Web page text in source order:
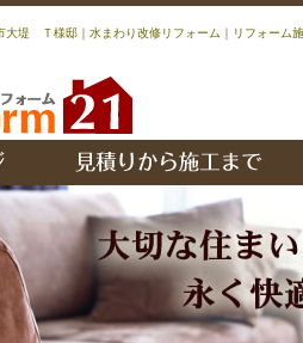
堤 Ｔ様邸｜水まわり改修リフォーム｜リフォーム